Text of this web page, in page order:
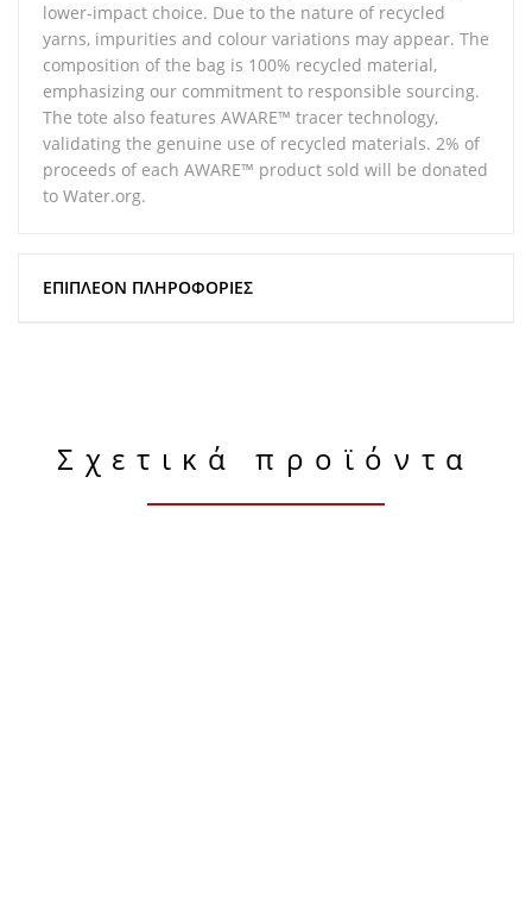
lower-impact choice. Due to the nature of recycled
yarns, impurities and colour variations may appear. The
composition of the bag is 100% recycled material,
emphasizing our commitment to responsible sourcing.
The tote also features AWARE™ tracer technology,
validating the genuine use of recycled materials. 2% of
proceeds of each AWARE™ product sold will be donated
to Water.org.
ΕΠΙΠΛΈΟΝ ΠΛΗΡΟΦΟΡΊΕΣ
Σχετικά προϊόντα